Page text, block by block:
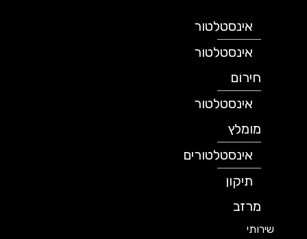
אינסטלטור
אינסטלטור
חירום
אינסטלטור
מומלץ
אינסטלטורים
תיקון
מרזב
שירותי